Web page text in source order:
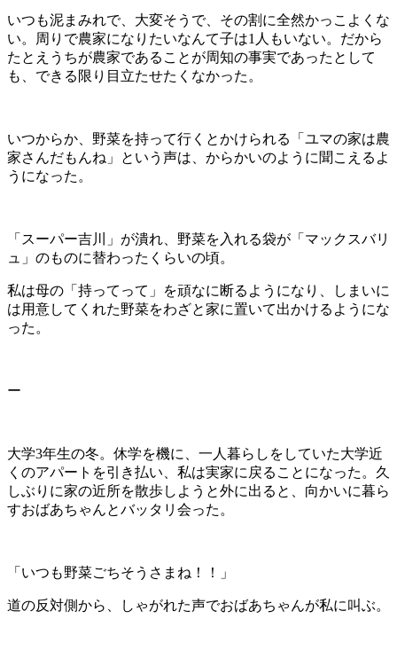
いつも泥まみれで、大変そうで、その割に全然かっこよくな
い。周りで農家になりたいなんて子は1 人もいない。だから
たとえうちが農家であることが周知の事実であったとして
も、できる限り目立たせたくなかった。
いつからか、野菜を持って行くとかけられる「ユマの家は農
家さんだもんね」という声は、からかいのように聞こえるよ
うになった。
「スーパー吉川」が潰れ、野菜を入れる袋が「マックスバリ
ュ」のものに替わったくらいの頃。
私は母の「持ってって」を頑なに断るようになり、しまいに
は用意してくれた野菜をわざと家に置いて出かけるようにな
った。
ー
大学3年生の冬。休学を機に、一人暮らしをしていた大学近
くのアパートを引き払い、私は実家に戻ることになった。久
しぶりに家の近所を散歩しようと外に出ると、向かいに暮ら
すおばあちゃんとバッタリ会った。
「いつも野菜ごちそうさまね！！」
道の反対側から、しゃがれた声でおばあちゃんが私に叫ぶ。